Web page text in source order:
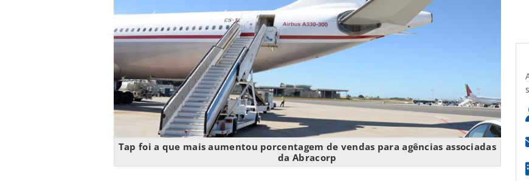
Tap foi a que mais aumentou porcentagem de vendas para agências associadas
da Abracorp